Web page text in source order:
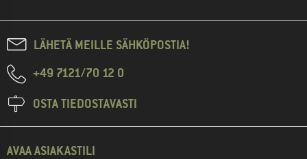
LÄHETÄ MEILLE SÄHKÖPOSTIA!
+49 7121/70 12 0
OSTA TIEDOSTAVASTI
AVAA ASIAKASTILI